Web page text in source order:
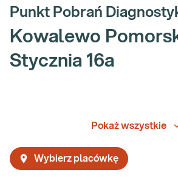
Punkt Pobrań
Kowalewo
Stycznia 16a
Pokaż wszystkie
Wybierz placówkę